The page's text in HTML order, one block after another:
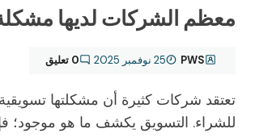
معظم الشركات لديها
PWS 25 نوفمبر 2025 0 تعليق
تعتقد شركات كثيرة أن مشكلتها
للشراء. التسويق يكشف ما هو موجود؛